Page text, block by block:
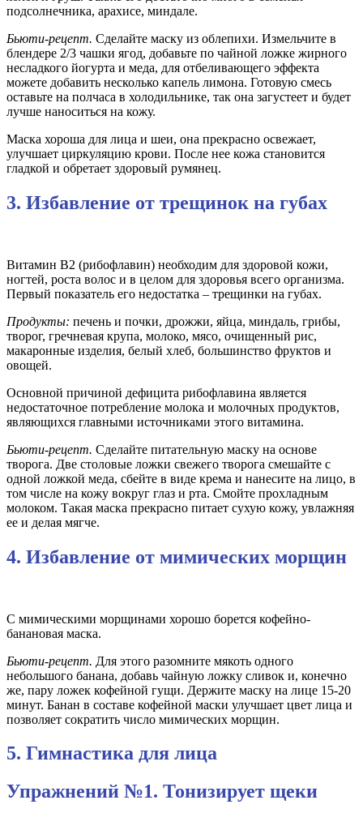
подсолнечника, арахисе, миндале.
Бьюти-рецепт. Сделайте маску из облепихи. Измельчите в
блендере 2/3 чашки ягод, добавьте по чайной ложке жирного
несладкого йогурта и меда, для отбеливающего эффекта
можете добавить несколько капель лимона. Готовую смесь
оставьте на полчаса в холодильнике, так она загустеет и будет
лучше наноситься на кожу.
Маска хороша для лица и шеи, она прекрасно освежает,
улучшает циркуляцию крови. После нее кожа становится
гладкой и обретает здоровый румянец.
3. Избавление от трещинок на губах
Витамин B2 (рибофлавин) необходим для здоровой кожи,
ногтей, роста волос и в целом для здоровья всего организма.
Первый показатель его недостатка – трещинки на губах.
Продукты: печень и почки, дрожжи, яйца, миндаль, грибы,
творог, гречневая крупа, молоко, мясо, очищенный рис,
макаронные изделия, белый хлеб, большинство фруктов и
овощей.
Основной причиной дефицита рибофлавина является
недостаточное потребление молока и молочных продуктов,
являющихся главными источниками этого витамина.
Бьюти-рецепт. Сделайте питательную маску на основе
творога. Две столовые ложки свежего творога смешайте с
одной ложкой меда, сбейте в виде крема и нанесите на лицо, в
том числе на кожу вокруг глаз и рта. Смойте прохладным
молоком. Такая маска прекрасно питает сухую кожу, увлажняя
ее и делая мягче.
4. Избавление от мимических морщин
С мимическими морщинами хорошо борется кофейно-
банановая маска.
Бьюти-рецепт. Для этого разомните мякоть одного
небольшого банана, добавь чайную ложку сливок и, конечно
же, пару ложек кофейной гущи. Держите маску на лице 15-20
минут. Банан в составе кофейной маски улучшает цвет лица и
позволяет сократить число мимических морщин.
5. Гимнастика для лица
Упражнений №1. Тонизирует щеки